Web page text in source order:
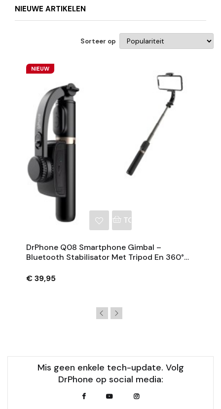
NIEUWE ARTIKELEN
Sorteer op
NIEUW
TOEVOEGEN AAN
DrPhone Q08 Smartphone Gimbal –
Bluetooth Stabilisator Met Tripod En 360°
€ 39,95
Mis geen enkele tech-update. Volg
DrPhone op social media: